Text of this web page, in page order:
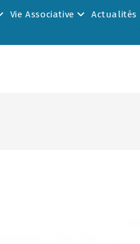
Vie Associative Actualités